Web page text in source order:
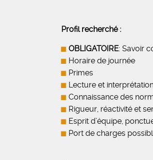
Profil recherché :
OBLIGATOIRE: Savoir
Horaire de journée
Primes
Lecture et
Connaissance des
Rigueur, réactivité et
Esprit d’équipe,
Port de charges